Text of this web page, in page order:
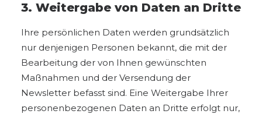
3. Weitergabe von Daten an Dritte
Ihre persönlichen Daten werden grundsätzlich
nur denjenigen Personen bekannt, die mit der
Bearbeitung der von Ihnen gewünschten
Maßnahmen und der Versendung der
Newsletter befasst sind. Eine Weitergabe Ihrer
personenbezogenen Daten an Dritte erfolgt nur,